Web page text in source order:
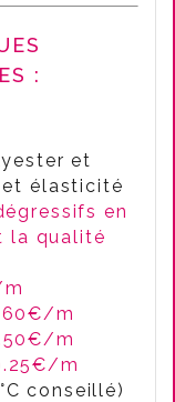
:
et
et élasticité
en
la qualité
m
m
m
conseillé)